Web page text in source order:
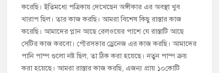
করেছি। ইতিমধ্যে পত্রিকায় দেখেছেন অঙ্গীকার এর অবস্থা খুব
খারাপ ছিল। তার কাজ করছি। আমরা বিশেষ কিছু রাস্তার কাজ
করেছি। আমাদের প্লান আছে রেলওয়ের পাশে যে রাস্তাটি আছে
সেটির কাজ করবো। পৌরসভার ড্রেনেজ এর কাজ করছি। আমাদের
পানি পাম্প গুলো নষ্ট ছিল, তা ঠিক করা হয়েছে। নতুন পাম্প ক্রয়
করা হয়েছে। আমরা রাস্তার কাজ করছি, এজন্য প্রায় ১০কোটি